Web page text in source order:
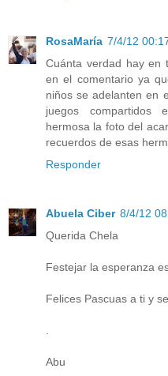
RosaMaría 7/4/12
Cuánta verdad hay en
en el comentario ya
niños se adelanten en
juegos compartidos
hermosa la foto del
recuerdos de esas
Responder
Abuela Ciber 8/4/12
Querida Chela
Festejar la esperanza
Felices Pascuas a ti y
Abu